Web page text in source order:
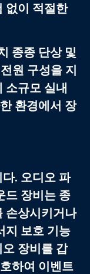
없이 적절한
종종 단상 및
원 구성을 지
소규모 실내
환경에서 장
. 오디오 파
드 장비는 종
손상시키거나
지 보호 기능
장비를 갑
하여 이벤트